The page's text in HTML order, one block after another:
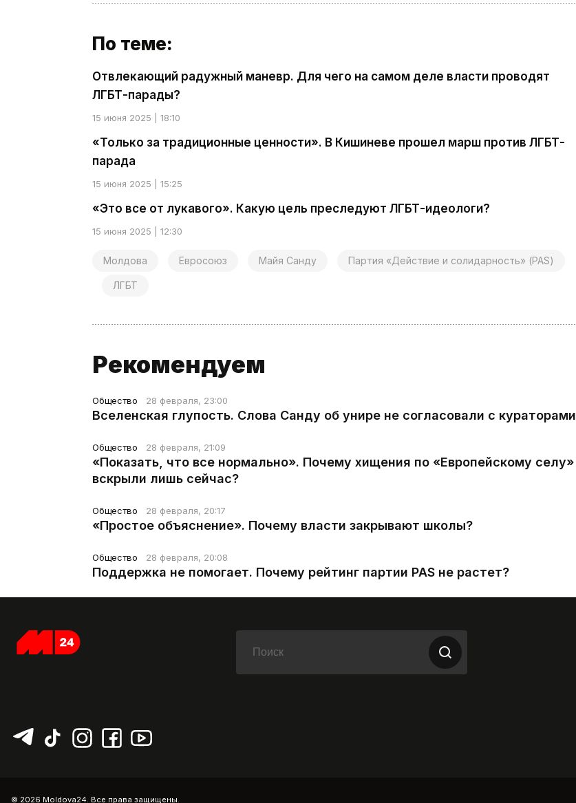
По теме:
Отвлекающий радужный маневр. Для чего на самом деле власти проводят
ЛГБТ-парады?
15 июня 2025 | 18:10
«Только за традиционные ценности». В Кишиневе прошел марш против ЛГБТ-
парада
15 июня 2025 | 15:25
«Это все от лукавого». Какую цель преследуют ЛГБТ-идеологи?
15 июня 2025 | 12:30
Молдова Евросоюз Майя Санду Партия «Действие и солидарность» (PAS)
ЛГБТ
Рекомендуем
Общество 28 февраля, 23:00
Вселенская глупость. Слова Санду об унире не согласовали с кураторами
Общество 28 февраля, 21:09
«Показать, что все нормально». Почему хищения по «Европейскому селу»
вскрыли лишь сейчас?
Общество 28 февраля, 20:17
«Простое объяснение». Почему власти закрывают школы?
Общество 28 февраля, 20:08
Поддержка не помогает. Почему рейтинг партии PAS не растет?
© 2026 Moldova24. Все права защищены.